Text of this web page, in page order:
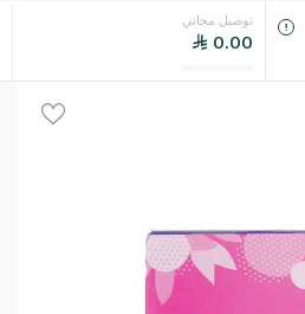
اللغةتوصيل مجاني
0.00